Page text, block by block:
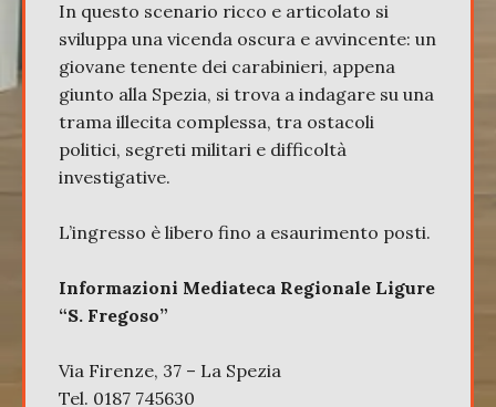
In questo scenario ricco e articolato si
sviluppa una vicenda oscura e avvincente: un
giovane tenente dei carabinieri, appena
giunto alla Spezia, si trova a indagare su una
trama illecita complessa, tra ostacoli
politici, segreti militari e difficoltà
investigative.
L’ingresso è libero fino a esaurimento posti.
Informazioni Mediateca Regionale Ligure
“S. Fregoso”
Via Firenze, 37 – La Spezia
Tel. 0187 745630